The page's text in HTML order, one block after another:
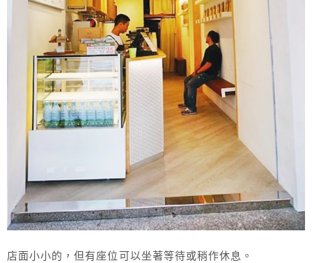
店面小小的，但有座位可以坐著等待或稍作休息。